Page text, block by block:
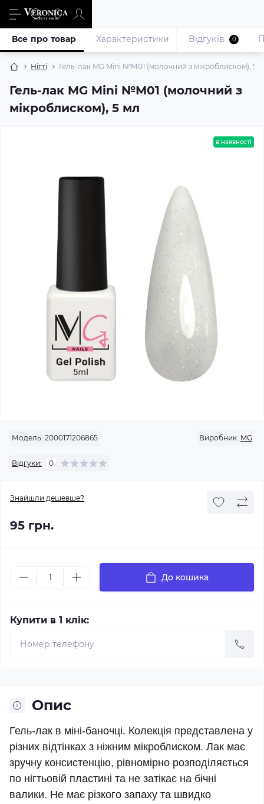
Нігті Гель-лак MG Mini №М01 (молочний з мікроблиском), 5
Гель-лак MG Mini №М01 (молочний з
мікроблиском), 5 мл
Все про товар Характеристики Відгуків 0
в наявності
Модель: 2000171206865 Виробник: MG
Відгуки: 0
Знайшли дешевше?
95 грн.
До кошика
Купити в 1 клік:
Опис
Гель-лак в міні-баночці. Колекція представлена у
різних відтінках з ніжним мікроблиском. Лак має
зручну консистенцію, рівномірно розподіляється
по нігтьовій пластині та не затікає на бічні
валики. Не має різкого запаху та швидко